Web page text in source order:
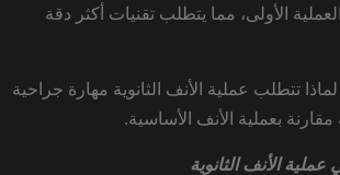
الأولى، مما يتطلب تقنيات أكثر دقة
تتطلب عملية الأنف الثانوية مهارة جراحية
بعملية الأنف الأساسية.
عملية الأنف الثانوية